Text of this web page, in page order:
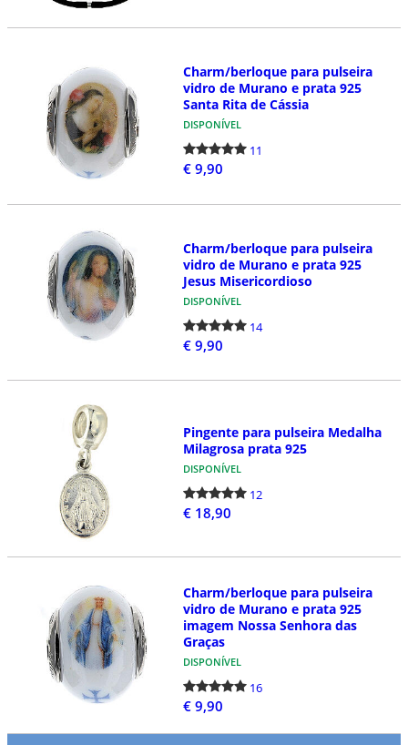
Charm/berloque para pulseira
vidro de Murano e prata 925
Santa Rita de Cássia
DISPONÍVEL
11
€ 9,90
Charm/berloque para pulseira
vidro de Murano e prata 925
Jesus Misericordioso
DISPONÍVEL
14
€ 9,90
Pingente para pulseira Medalha
Milagrosa prata 925
DISPONÍVEL
12
€ 18,90
Charm/berloque para pulseira
vidro de Murano e prata 925
imagem Nossa Senhora das
Graças
DISPONÍVEL
16
€ 9,90